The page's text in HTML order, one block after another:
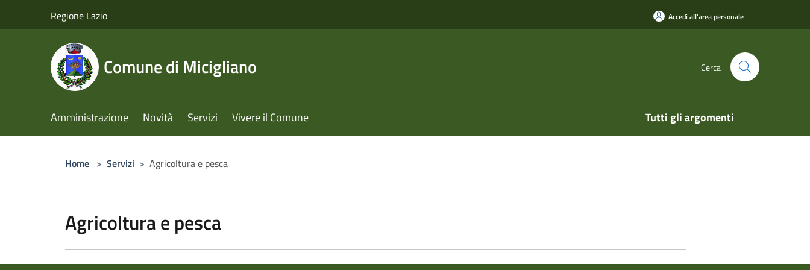
Regione Lazio Accedi all'area personale
Comune di Micigliano Cerca
Amministrazione Novità Servizi Vivere il Comune Tutti gli argomenti
Home > Servizi > Agricoltura e pesca
Agricoltura e pesca